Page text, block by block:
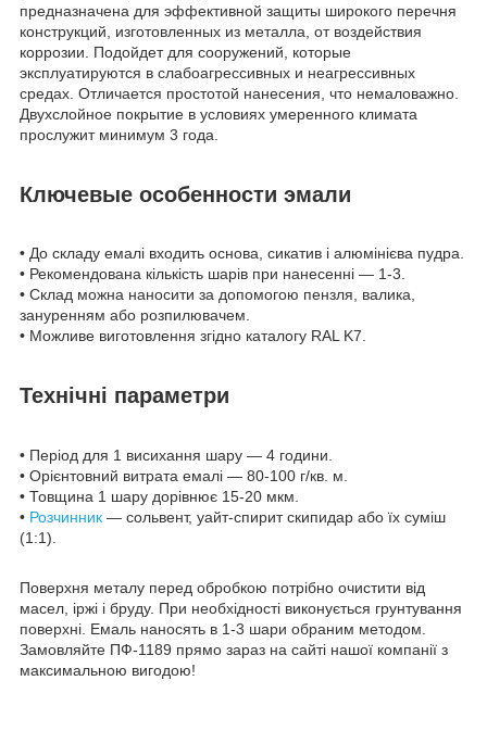
предназначена для эффективной защиты широкого перечня
конструкций, изготовленных из металла, от воздействия
коррозии. Подойдет для сооружений, которые
эксплуатируются в слабоагрессивных и неагрессивных
средах. Отличается простотой нанесения, что немаловажно.
Двухслойное покрытие в условиях умеренного климата
прослужит минимум 3 года.
Ключевые особенности эмали
• До складу емалі входить основа, сикатив і алюмінієва пудра.
• Рекомендована кількість шарів при нанесенні — 1-3.
• Склад можна наносити за допомогою пензля, валика,
зануренням або розпилювачем.
• Можливе виготовлення згідно каталогу RAL K7.
Технічні параметри
• Період для 1 висихання шару — 4 години.
• Орієнтовний витрата емалі — 80-100 г/кв. м.
• Товщина 1 шару дорівнює 15-20 мкм.
• Розчинник — сольвент, уайт-спирит скипидар або їх суміш
(1:1).
Поверхня металу перед обробкою потрібно очистити від
масел, іржі і бруду. При необхідності виконується грунтування
поверхні. Емаль наносять в 1-3 шари обраним методом.
Замовляйте ПФ-1189 прямо зараз на сайті нашої компанії з
максимальною вигодою!